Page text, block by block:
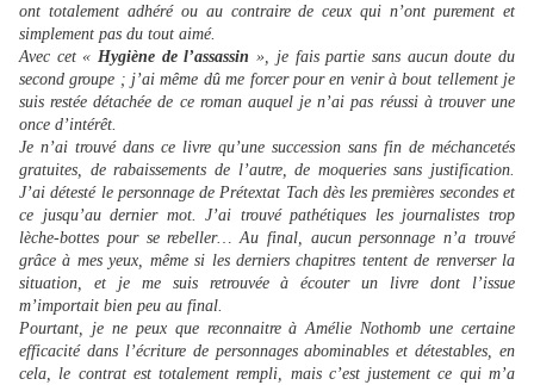
ont totalement adhéré ou au contraire de ceux qui n’ont purement et
simplement pas du tout aimé.
Avec cet «Hygiène de l’assassin », je fais partie sans aucun doute du
second groupe ; j’ai même dû me forcer pour en venir à bout tellement je
suis restée détachée de ce roman auquel je n’ai pas réussi à trouver une
once d’intérêt.
Je n’ai trouvé dans ce livre qu’une succession sans fin de méchancetés
gratuites, de rabaissements de l’autre, de moqueries sans justification.
J’ai détesté le personnage de Prétextat Tach dès les premières secondes et
ce jusqu’au dernier mot. J’ai trouvé pathétiques les journalistes trop
lèche-bottes pour se rebeller… Au final, aucun personnage n’a trouvé
grâce à mes yeux, même si les derniers chapitres tentent de renverser la
situation, et je me suis retrouvée à écouter un livre dont l’issue
m’importait bien peu au final.
Pourtant, je ne peux que reconnaitre à Amélie Nothomb une certaine
efficacité dans l’écriture de personnages abominables et détestables, en
cela, le contrat est totalement rempli, mais c’est justement ce qui m’a